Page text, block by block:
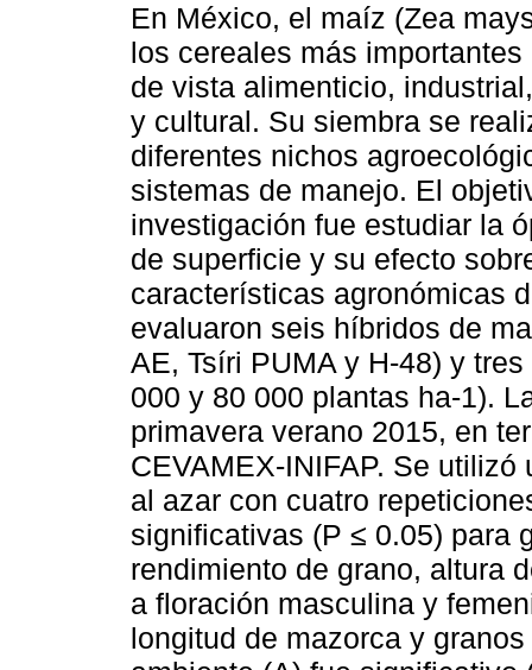
En México, el maíz (Zea
los cereales más
de vista alimenticio,
y cultural. Su siembra se
diferentes nichos
sistemas de manejo. El
investigación fue estudiar la
de superficie y su efecto
características agronómicas
evaluaron seis híbridos de
AE, Tsíri PUMA y H-48) y
000 y 80 000 plantas ha-1).
primavera verano 2015, en
CEVAMEX-INIFAP. Se
al azar con cuatro
significativas (P ≤ 0.05) para
rendimiento de grano, altura
a floración masculina y
longitud de mazorca y